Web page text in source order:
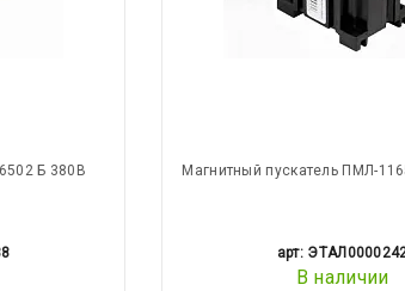
Б 380В Магнитный пускатель ПМЛ-
арт:
В наличии